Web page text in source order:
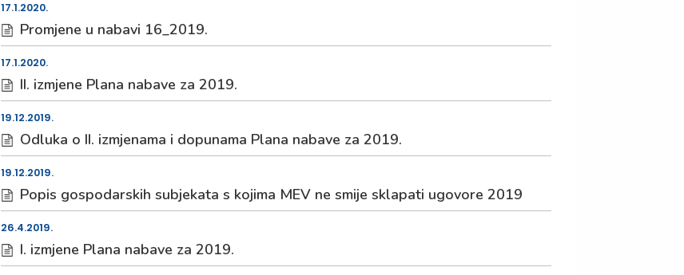
17.1.2020.
Promjene u nabavi 16_2019.
17.1.2020.
II. izmjene Plana nabave za 2019.
19.12.2019.
Odluka o II. izmjenama i dopunama Plana nabave za 2019.
19.12.2019.
Popis gospodarskih subjekata s kojima MEV ne smije sklapati ugovore 2019
26.4.2019.
I. izmjene Plana nabave za 2019.